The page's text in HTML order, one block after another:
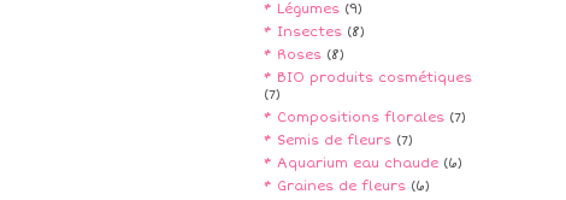
* Légumes (9)
* Insectes (8)
* Roses (8)
* BIO produits cosmétiques
(7)
* Compositions florales (7)
* Semis de fleurs (7)
* Aquarium eau chaude (6)
* Graines de fleurs (6)